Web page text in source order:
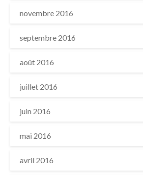
novembre 2016
septembre 2016
août 2016
juillet 2016
juin 2016
mai 2016
avril 2016